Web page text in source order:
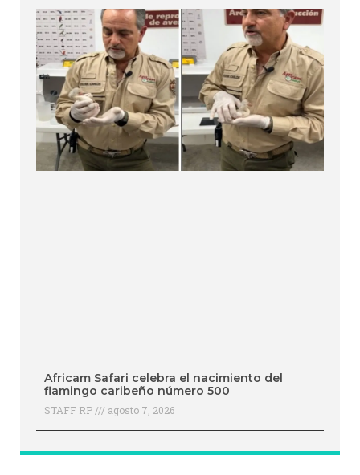
Africam Safari celebra el nacimiento del
flamingo caribeño número 500
STAFF RP agosto 7, 2026